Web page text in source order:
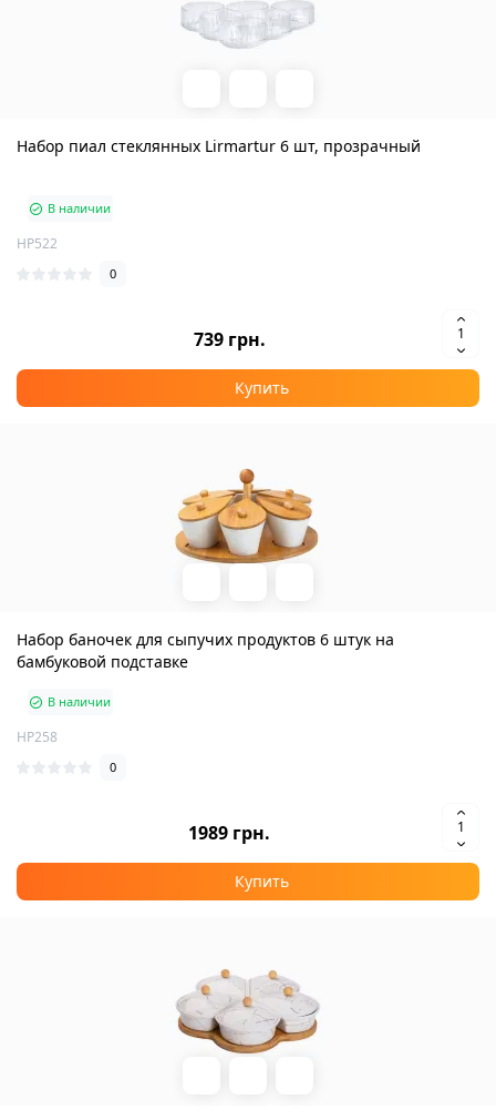
Набор пиал стеклянных Lirmartur 6 шт, прозрачный
В наличии
HP522
0
739 грн.
Купить
Набор баночек для сыпучих продуктов 6 штук на
бамбуковой подставке
В наличии
HP258
0
1989 грн.
Купить